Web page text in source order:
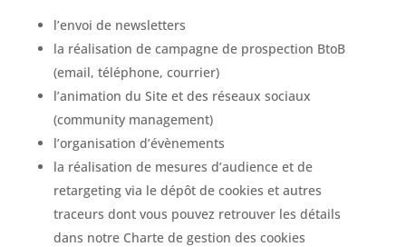
l’envoi de newsletters
la réalisation de campagne de prospection BtoB
(email, téléphone, courrier)
l’animation du Site et des réseaux sociaux
(community management)
l’organisation d’évènements
la réalisation de mesures d’audience et de
retargeting via le dépôt de cookies et autres
traceurs dont vous pouvez retrouver les détails
dans notre Charte de gestion des cookies